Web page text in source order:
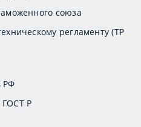
союза
регламенту (ТР
РФ
ГОСТ Р